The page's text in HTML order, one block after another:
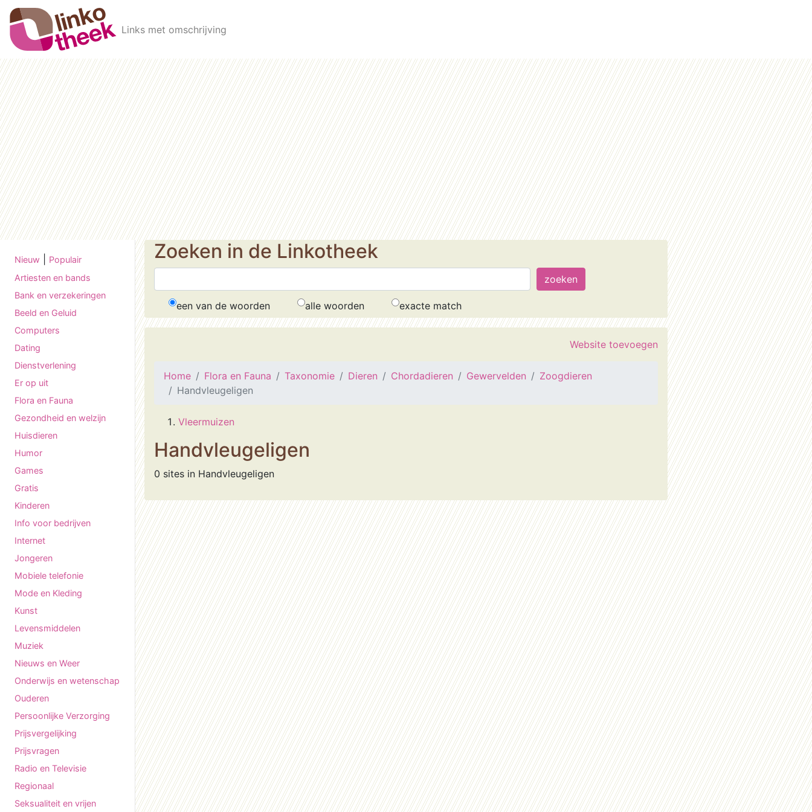
Skip to main content
Links met omschrijving
Nieuw
Populair
Artiesten en bands
Bank en verzekeringen
Beeld en Geluid
Computers
Dating
Dienstverlening
Er op uit
Flora en Fauna
Gezondheid en welzijn
Huisdieren
Humor
Games
Gratis
Kinderen
Info voor bedrijven
Internet
Jongeren
Mobiele telefonie
Mode en Kleding
Kunst
Levensmiddelen
Muziek
Nieuws en Weer
Onderwijs en wetenschap
Ouderen
Persoonlijke Verzorging
Prijsvergelijking
Prijsvragen
Radio en Televisie
Regionaal
Seksualiteit en vrijen
Zoeken in de Linkotheek
een van de woorden alle woorden exacte match
Website toevoegen
Home Flora en Fauna Taxonomie Dieren Chordadieren Gewervelden
Zoogdieren
Handvleugeligen
Vleermuizen
Handvleugeligen
0 sites in Handvleugeligen